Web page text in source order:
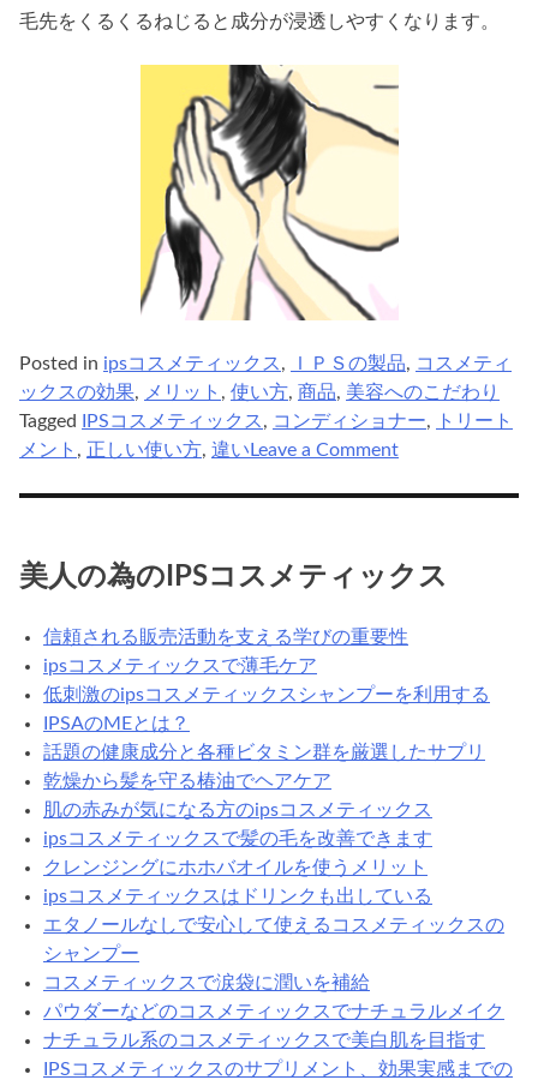
毛先をくるくるねじると成分が浸透しやすくなります。
Posted in ipsコスメティックス , ＩＰＳの製品, コスメティ
ックスの効果, メリット , 使い方, 商品, 美容へのこだわり
Tagged
IPSコスメティックス , コンディショナー,
トリート
メント , 正しい使い方, 違い Leave a Commenton
メ
テ
ッ
ス
髪
毛
を
改
善
で
す
美人の為のIPSコスメティックス
信頼される販売活動を支える学びの重要性
ipsコスメティックスで薄毛ケア
低刺激のipsコスメティックスシャンプーを利用する
IPSAのMEとは？
話題の健康成分と各種ビタミン群を厳選したサプリ
乾燥から髪を守る椿油でヘアケア
肌の赤みが気になる方のipsコスメティックス
ipsコスメティックスで髪の毛を改善できます
クレンジングにホホバオイルを使うメリット
ipsコスメティックスはドリンクも出している
エタノールなしで安心して使えるコスメティックスの
シャンプー
コスメティックスで涙袋に潤いを補給
パウダーなどのコスメティックスでナチュラルメイク
ナチュラル系のコスメティックスで美白肌を目指す
IPSコスメティックスのサプリメント、効果実感までの